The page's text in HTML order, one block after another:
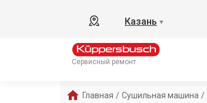
Казань ▼
Сервисный ремонт
Главная / Сушильная машина /